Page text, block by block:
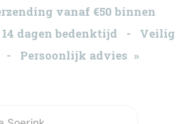
vanaf €50 binnen
dagen bedenktijd - Veilig
- Persoonlijk advies »